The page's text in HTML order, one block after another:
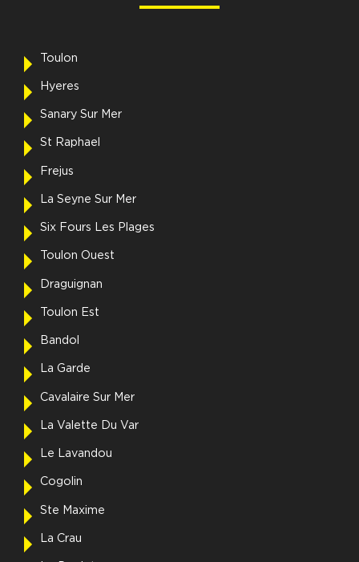
Toulon
Hyeres
Sanary Sur Mer
St Raphael
Frejus
La Seyne Sur Mer
Six Fours Les Plages
Toulon Ouest
Draguignan
Toulon Est
Bandol
La Garde
Cavalaire Sur Mer
La Valette Du Var
Le Lavandou
Cogolin
Ste Maxime
La Crau